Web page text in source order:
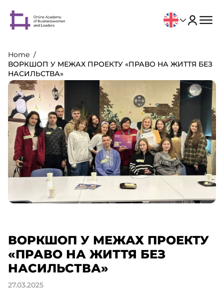
Home
ВОРКШОП У МЕЖАХ ПРОЕКТУ «ПРАВО НА ЖИТТЯ БЕЗ
НАСИЛЬСТВА»
ВОРКШОП У МЕЖАХ ПРОЕКТУ
«ПРАВО НА ЖИТТЯ БЕЗ
НАСИЛЬСТВА»
27.03.2025